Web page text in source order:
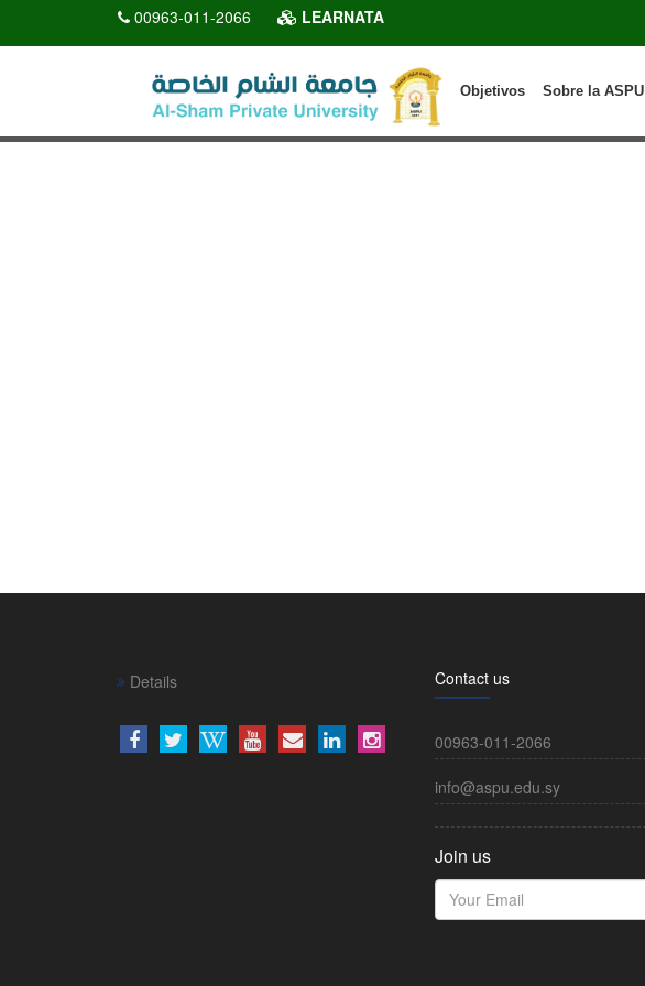
00963-011-2066 LEARNATA
Sobre la ASPU
Objetivos
Details Contact us
00963-011-2066
info@aspu.edu.sy
Join us